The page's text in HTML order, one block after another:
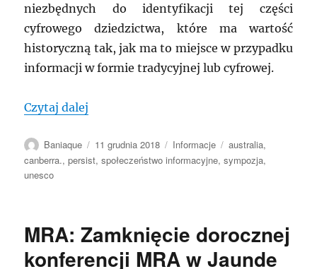
niezbędnych do identyfikacji tej części
cyfrowego dziedzictwa, które ma wartość
historyczną tak, jak ma to miejsce w przypadku
informacji w formie tradycyjnej lub cyfrowej.
Czytaj dalej
Autor
Baniaque
Data
publikacji
11 grudnia 2018 Kategorie
Informacje Tagi
australia,
canberra.,persist,społeczeństwo informacyjne,sympozja,
unesco
MRA: Zamknięcie dorocznej
konferencji MRA w Jaunde